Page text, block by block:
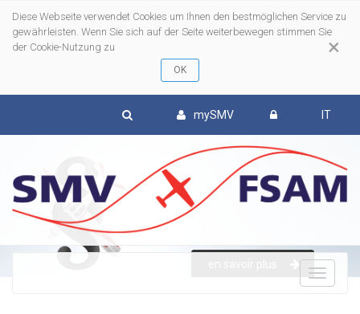
×
Diese Webseite verwendet Cookies um Ihnen den bestmöglichen Service zu
gewährleisten. Wenn Sie sich auf der Seite weiterbewegen stimmen Sie
der Cookie-Nutzung zu
mySMV IT